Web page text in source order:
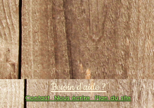
Besoin d'aide ?
ContactNous écrirePlan du site